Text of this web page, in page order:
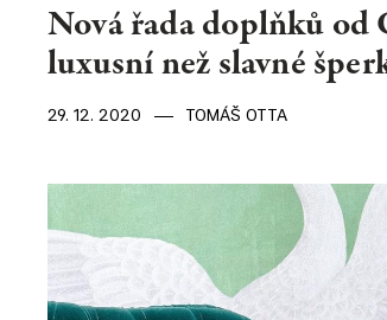
Nová řada doplňků
luxusní než slavné
29. 12. 2020 TOMÁŠ OTTA